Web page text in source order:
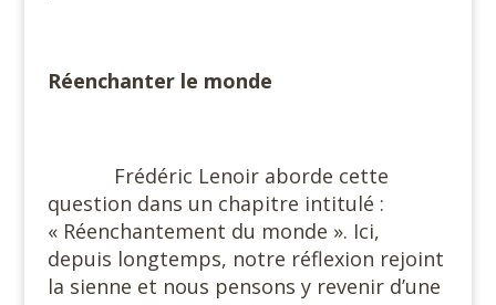
Réenchanter le monde
Frédéric Lenoir aborde cette
question dans un chapitre intitulé :
« Réenchantement du monde ». Ici,
depuis longtemps, notre réflexion rejoint
la sienne et nous pensons y revenir d’une